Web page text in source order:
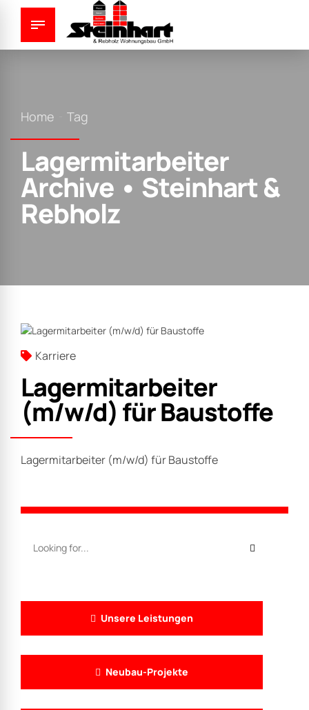
Home Tag
Lagermitarbeiter
Archive • Steinhart &
Rebholz
Karriere
Lagermitarbeiter
(m/w/d) für Baustoffe
Lagermitarbeiter (m/w/d) für Baustoffe
Unsere Leistungen
Neubau-Projekte